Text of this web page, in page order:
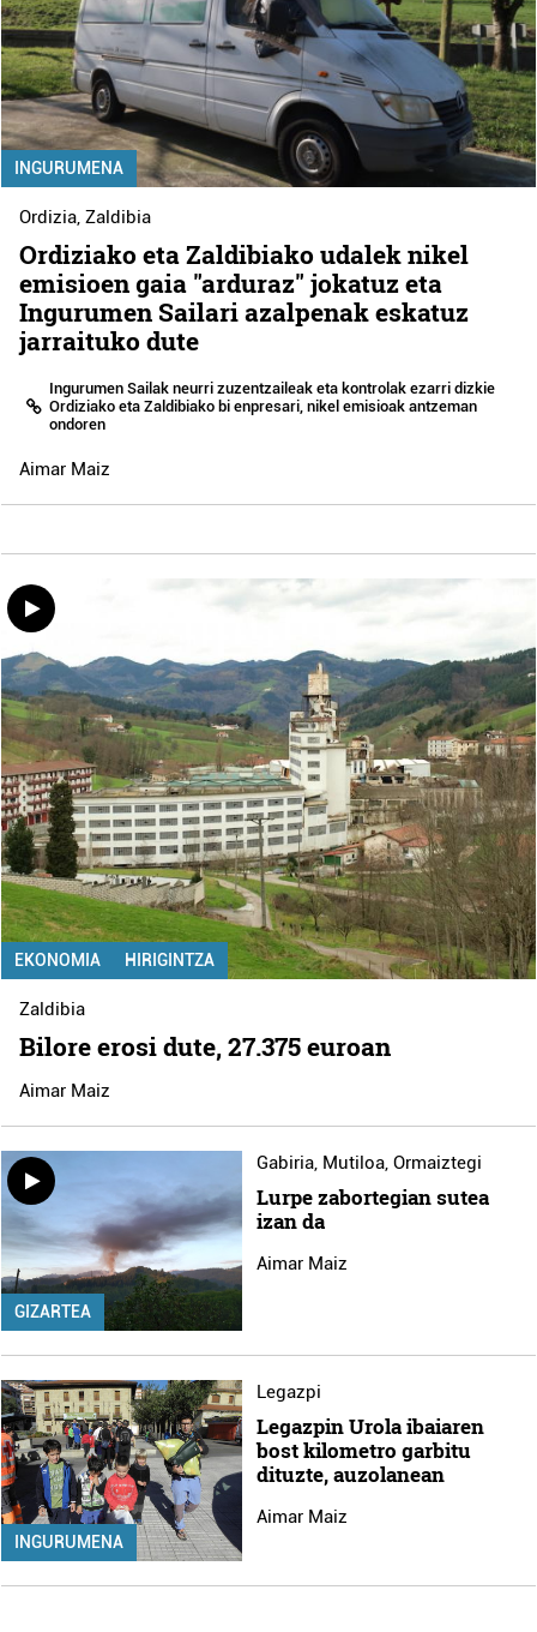
INGURUMENA
Ordizia,Zaldibia
Ordiziako eta Zaldibiako udalek nikel
emisioen gaia "arduraz" jokatuz eta
Ingurumen Sailari azalpenak eskatuz
jarraituko dute
Ingurumen Sailak neurri zuzentzaileak eta kontrolak ezarri dizkie
Ordiziako eta Zaldibiako bi enpresari, nikel emisioak antzeman
ondoren
Aimar Maiz
EKONOMIA HIRIGINTZA
Zaldibia
Bilore erosi dute, 27.375 euroan
Aimar Maiz
GIZARTEA
Gabiria, Mutiloa, Ormaiztegi
Lurpe zabortegian sutea
izan da
Aimar Maiz
INGURUMENA
Legazpi
Legazpin Urola ibaiaren
bost kilometro garbitu
dituzte, auzolanean
Aimar Maiz